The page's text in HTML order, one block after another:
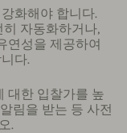
화해야 합니다.
자동화하거나,
연성을 제공하여
다.
대한 입찰가를 높
림을 받는 등 사전
.